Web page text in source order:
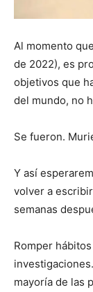
Al momento
de 2022), es
objetivos que
del mundo, no
Se fueron.
Y así
volver a
semanas
Romper
mayoría de las